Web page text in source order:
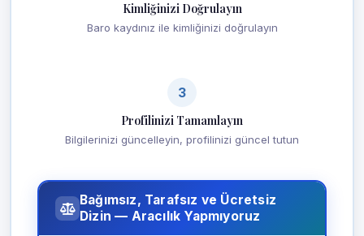
Kimliğinizi Doğrulayın
Baro kaydınız ile kimliğinizi doğrulayın
3
Profilinizi Tamamlayın
Bilgilerinizi güncelleyin, profilinizi güncel tutun
Bağımsız, Tarafsız ve Ücretsiz
Dizin — Aracılık Yapmıyoruz